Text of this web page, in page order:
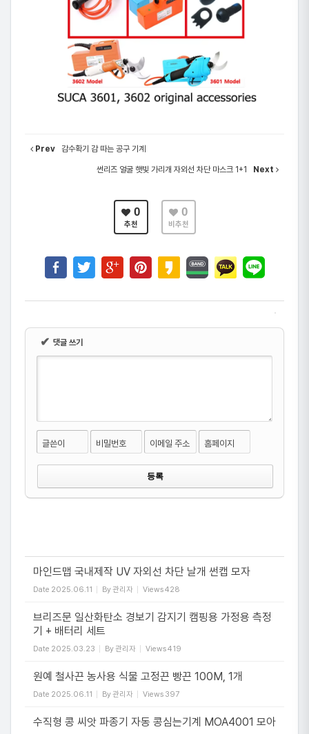
Prev 감수확기 감 따는 공구 기계
썬리즈 얼굴 햇빛 가리개 자외선 차단 마스크 1+1 Next
0
추천
0
비추천
✔ 댓글 쓰기
글쓴이 비밀번호 이메일 주소 홈페이지
마인드맵 국내제작 UV 자외선 차단 날개 썬캡 모자
Date 2025.06.11 By관리자 Views428
브리즈문 일산화탄소 경보기 감지기 캠핑용 가정용 측정
기 + 배터리 세트
Date 2025.03.23 By관리자 Views419
원예 철사끈 농사용 식물 고정끈 빵끈 100M, 1개
Date 2025.06.11 By관리자 Views 397
수직형 콩 씨앗 파종기 자동 콩심는기계 MOA4001 모아